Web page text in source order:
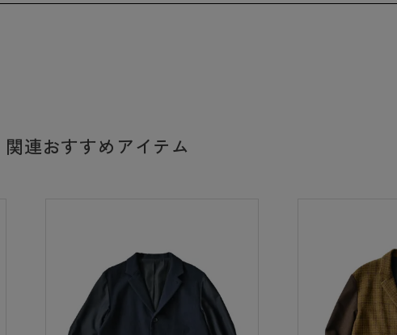
関連おすすめアイテム